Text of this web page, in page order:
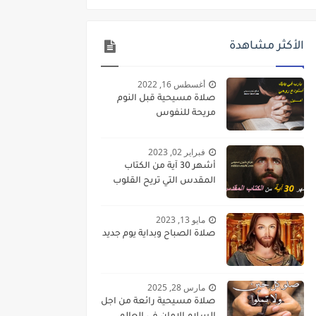
الأكثر مشاهدة
أغسطس 16, 2022
صلاة مسيحية قبل النوم
مريحة للنفوس
فبراير 02, 2023
أشهر 30 آية من الكتاب
المقدس التي تريح القلوب
مايو 13, 2023
صلاة الصباح وبداية يوم جديد
مارس 28, 2025
صلاة مسيحية رائعة من اجل